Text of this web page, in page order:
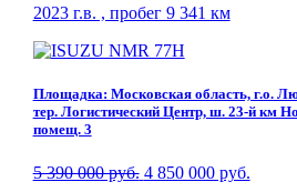
2023 г.в. , пробег 9 341 км
Площадка: Московская область, г.о.
тер. Логистический Центр, ш. 23-й км
помещ. 3
5 390 000 руб. 4 850 000 руб.